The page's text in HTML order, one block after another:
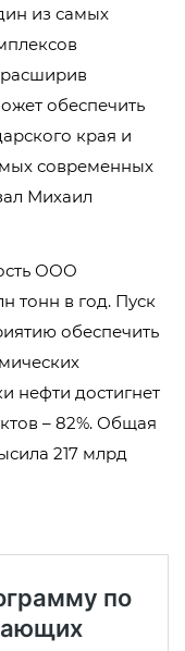
из самых
обеспечить
края и
современных
Михаил
ООО
тонн в год. Пуск
обеспечить
нефти достигнет
– 82%. Общая
217 млрд